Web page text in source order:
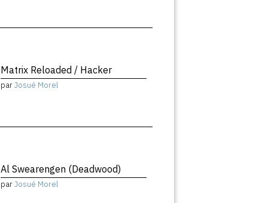
Matrix Reloaded / Hacker
parJosué Morel
Al Swearengen (Deadwood)
parJosué Morel